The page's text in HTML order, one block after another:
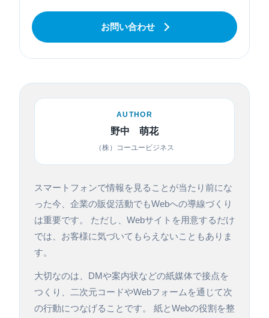
お問い合わせ
AUTHOR
野中 萌花
（株）コーユービジネス
スマートフォンで情報を見ることが当たり前にな
った今、企業の販促活動でもWebへの導線づくり
は重要です。 ただし、Webサイトを用意するだけ
では、お客様に気づいてもらえないこともありま
す。
大切なのは、DMや案内状などの紙媒体で接点を
つくり、二次元コードやWebフォームを通じて次
の行動につなげることです。 紙とWebの役割を整